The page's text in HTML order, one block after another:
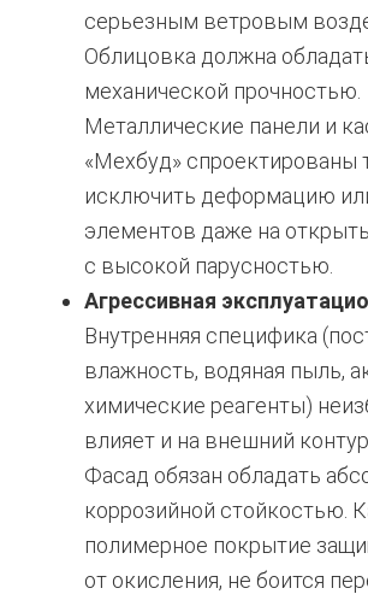
серьезным ветровым
Облицовка должна
механической прочностью.
Металлические панели и
«Мехбуд» спроектированы
исключить деформацию
элементов даже на
с высокой парусностью.
Агрессивная
Внутренняя специфика
влажность, водяная пыль,
химические реагенты)
влияет и на внешний
Фасад обязан обладать
коррозийной стойкостью.
полимерное покрытие
от окисления, не боится